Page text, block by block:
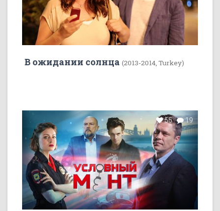
В ожидании солнца (2013-2014, Turkey)
55 19